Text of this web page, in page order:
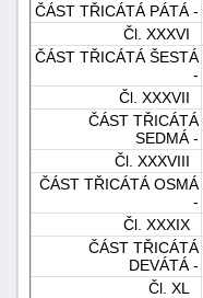
ČÁST TŘICÁTÁ PÁTÁ -
Čl. XXXVI
ČÁST TŘICÁTÁ ŠESTÁ
-
Čl. XXXVII
ČÁST TŘICÁTÁ
SEDMÁ -
Čl. XXXVIII
ČÁST TŘICÁTÁ OSMÁ
-
Čl. XXXIX
ČÁST TŘICÁTÁ
DEVÁTÁ -
Čl. XL